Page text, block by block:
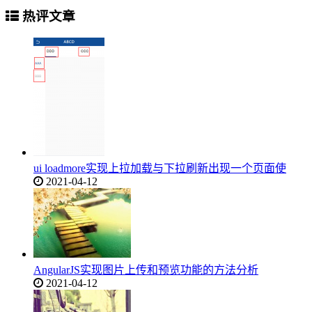
热评文章
ui loadmore实现上拉加载与下拉刷新出现一个页面使
2021-04-12
AngularJS实现图片上传和预览功能的方法分析
2021-04-12